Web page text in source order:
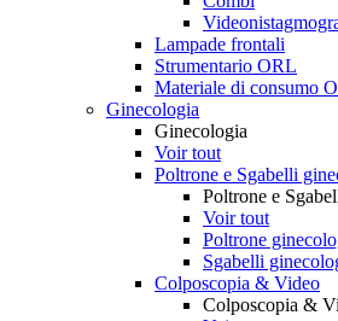
Lampade frontali
Strumentario ORL
Materiale di consumo
Ginecologia
Ginecologia
Voir tout
Poltrone e Sgabelli
Poltrone e
Voir tout
Poltrone
Sgabelli
Colposcopia & Video
Colposcopia &